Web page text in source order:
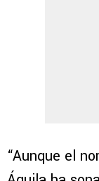
“Aunque el